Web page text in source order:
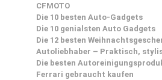
CFMOTO
Die 10 besten Auto-Gadgets
Die 10 genialsten Auto Gadgets
Die 12 besten
Autoliebhaber – Praktisch,
Die besten
Ferrari gebraucht kaufen